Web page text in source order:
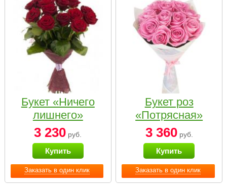
Заказать в один клик
Букет «Ничего
лишнего»
3 230 руб.
Купить
Заказать в один клик
Букет роз
«Потрясная»
3 360руб.
Купить